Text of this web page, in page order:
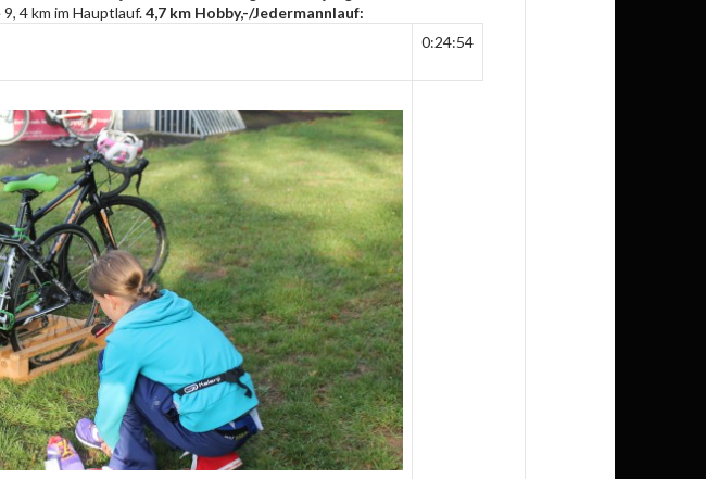
4 km im Hauptlauf.4,7 km Hobby,-/Jedermannlauf:
0:24:54